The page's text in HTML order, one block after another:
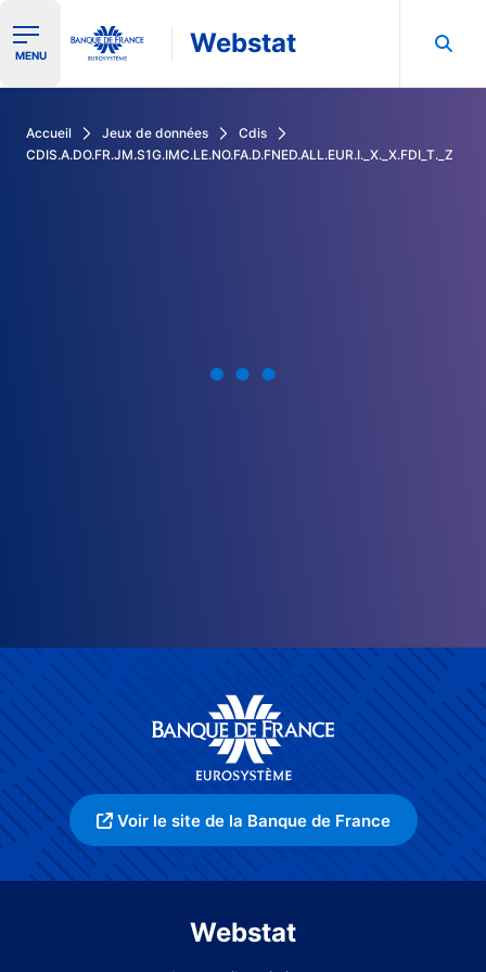
Ouvrir le menu de navigation
MENU Webstat
Accueil Jeux de données
Cdis
CDIS.A.DO.FR.JM.S1G.IMC.LE.NO.FA.D.FNED.ALL.EUR.I._X._X.FDI_T._Z
Voir le site de la Banque de France
Webstat